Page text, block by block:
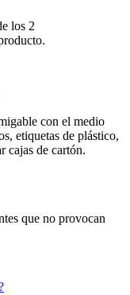
los 2
con el medio
etiquetas de plástico,
cajas de cartón.
que no provocan